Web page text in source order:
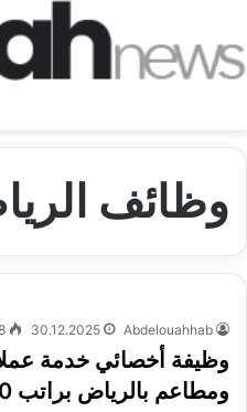
وظائف
Abdelouahhab
30.12.2025
وظيفة أخصائي خدمة
ومطاعم بالرياض براتب 4,400 ريال